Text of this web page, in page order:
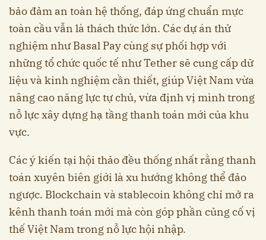
bảo đảm an toàn hệ thống, đáp ứng chuẩn mực
toàn cầu vẫn là thách thức lớn. Các dự án thử
nghiệm như Basal Pay cùng sự phối hợp với
những tổ chức quốc tế như Tether sẽ cung cấp dữ
liệu và kinh nghiệm cần thiết, giúp Việt Nam vừa
nâng cao năng lực tự chủ, vừa định vị mình trong
nỗ lực xây dựng hạ tầng thanh toán mới của khu
vực.
Các ý kiến tại hội thảo đều thống nhất rằng thanh
toán xuyên biên giới là xu hướng không thể đảo
ngược. Blockchain và stablecoin không chỉ mở ra
kênh thanh toán mới mà còn góp phần củng cố vị
thế Việt Nam trong nỗ lực hội nhập.